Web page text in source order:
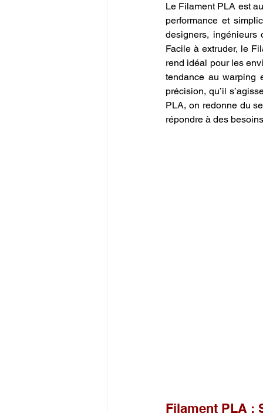
Le Filament PLA est
performance et
designers, ingénieurs
Facile à extruder, le
rend idéal pour les
tendance au warping
précision, qu’il
PLA, on redonne du
répondre à des
Filament PLA :